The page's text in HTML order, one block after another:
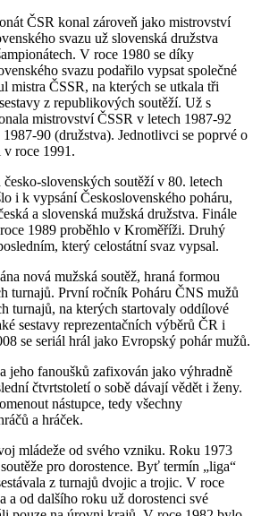
ČSR konal zároveň jako mistrovství
svazu už slovenská družstva
V roce 1980 se díky
svazu podařilo vypsat společné
mistra ČSSR, na kterých se utkala tři
z republikových soutěží. Už s
mistrovství ČSSR v letech 1987-92
90 (družstva). Jednotlivci se poprvé o
roce 1991.
slovenských soutěží v 80. letech
i k vypsání Československého poháru,
a slovenská mužská družstva. Finále
1989 proběhlo v Kroměříži. Druhý
který celostátní svaz vypsal.
nová mužská soutěž, hraná formou
turnajů. První ročník Poháru ČNS mužů
turnajů, na kterých startovaly oddílové
sestavy reprezentačních výběrů ČR i
se seriál hrál jako Evropský pohár mužů.
jeho fanoušků zafixován jako výhradně
čtvrtstoletí o sobě dávají vědět i ženy.
nástupce, tedy všechny
a hráček.
mládeže od svého vzniku. Roku 1973
pro dorostence. Byť termín „liga“
z turnajů dvojic a trojic. V roce
a od dalšího roku už dorostenci své